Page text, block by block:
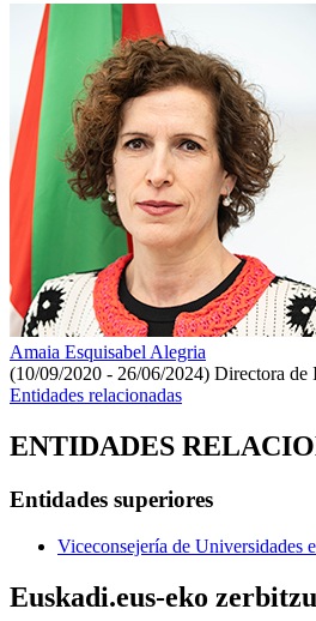
Amaia Esquisabel Alegria
(10/09/2020 - 26/06/2024) Directora de
Entidades relacionadas
ENTIDADES
Entidades superiores
Viceconsejería de Universidades
Euskadi.eus-eko